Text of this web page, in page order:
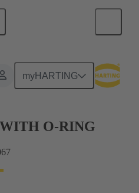
myHARTING
O-RING